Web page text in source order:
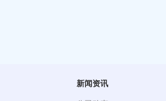
新闻资讯